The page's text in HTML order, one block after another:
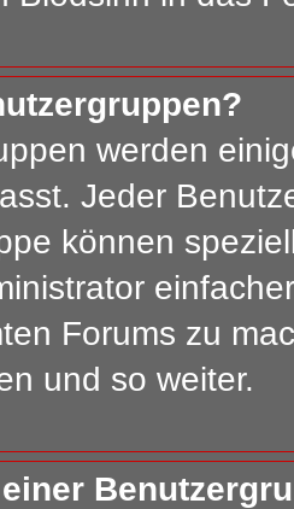
werden
Jeder
können
Forums zu
und so weiter.